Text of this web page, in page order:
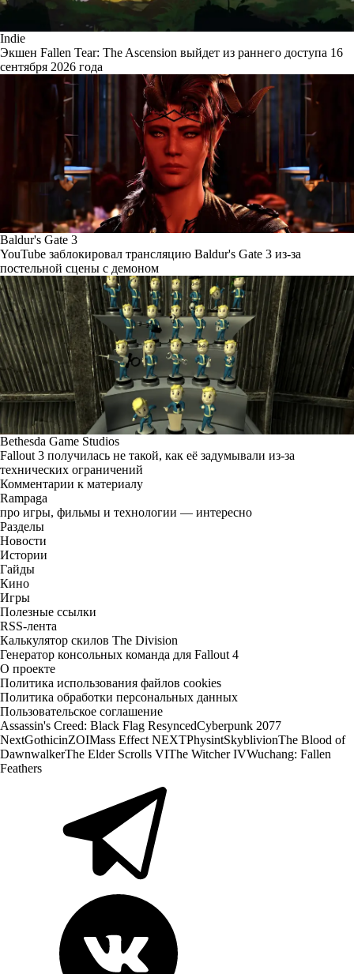
Indie
Экшен Fallen Tear: The Ascension выйдет из раннего доступа 16
сентября 2026 года
Baldur's Gate 3
YouTube заблокировал трансляцию Baldur's Gate 3 из-за
постельной сцены с демоном
Bethesda Game Studios
Fallout 3 получилась не такой, как её задумывали из-за
технических ограничений
Комментарии к материалу
Rampaga
про игры, фильмы и технологии — интересно
Разделы
Новости
Истории
Гайды
Кино
Игры
Полезные ссылки
RSS-лента
Калькулятор скилов The Division
Генератор консольных команда для Fallout 4
О проекте
Политика использования файлов cookies
Политика обработки персональных данных
Пользовательское соглашение
Assassin's Creed: Black Flag ResyncedCyberpunk 2077
NextGothicinZOIMass Effect NEXTPhysintSkyblivionThe Blood of
DawnwalkerThe Elder Scrolls VIThe Witcher IVWuchang: Fallen
Feathers